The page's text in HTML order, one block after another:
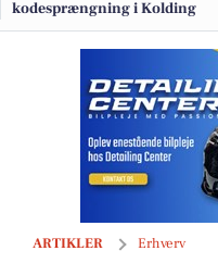
kodesprængning i Kolding
ARTIKLER Erhverv
Krenk VVS står stærkere